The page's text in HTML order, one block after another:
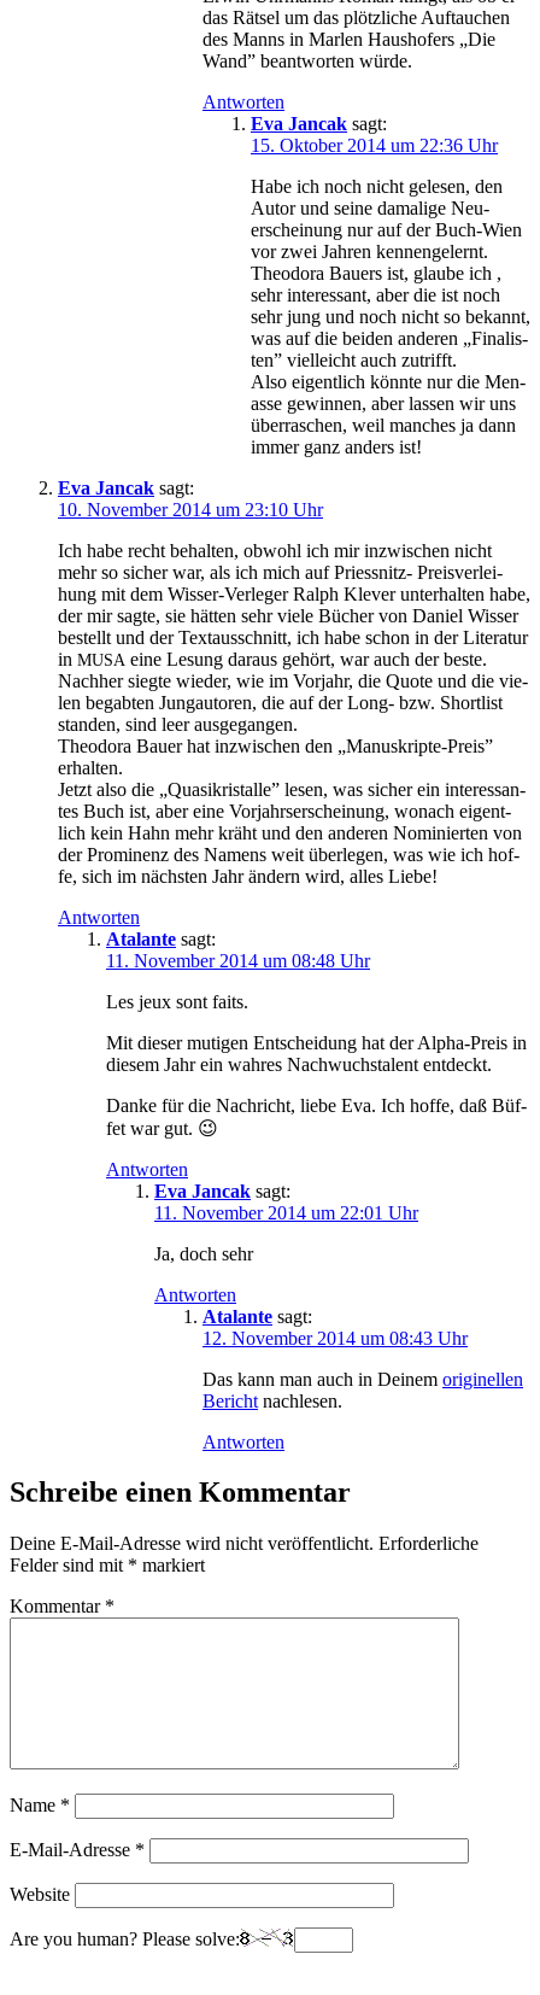
das Rät­sel um das plötz­li­che Auf­tau­chen
des Manns in Mar­len Haus­ho­fers „Die
Wand” be­ant­wor­ten würde.
Antworten
Eva Jancak sagt:
15. Oktober 2014 um 22:36 Uhr
Ha­be ich noch nicht ge­le­sen, den
Au­tor und sei­ne da­ma­li­ge Neu­
erschei­nung nur auf der Buch-Wien
vor zwei Jah­ren kennengelernt.
Theodo­ra Bau­ers ist, glau­be ich ,
sehr in­ter­es­sant, aber die ist noch
sehr jung und noch nicht so be­kannt,
was auf die bei­den an­de­ren „Fi­na­lis­
ten” viel­leicht auch zutrifft.
Al­so ei­gent­lich könn­te nur die Men­
as­se ge­win­nen, aber las­sen wir uns
über­ra­schen, weil man­ches ja dann
im­mer ganz an­ders ist!
Eva Jancak sagt:
10. November 2014 um 23:10 Uhr
Ich ha­be recht be­hal­ten, ob­wohl ich mir in­zwi­schen nicht
mehr so si­cher war, als ich mich auf Priess­nitz- Preis­ver­lei­
hung mit dem Wis­ser-Ver­le­ger Ralph Kle­ver un­ter­hal­ten ha­be,
der mir sag­te, sie hät­ten sehr vie­le Bü­cher von Da­ni­el Wis­ser
be­stellt und der Text­aus­schnitt, ich ha­be schon in der Li­te­ra­tur
in MUSA ei­ne Le­sung dar­aus ge­hört, war auch der beste.
Nach­her sieg­te wie­der, wie im Vor­jahr, die Quo­te und die vie­
len be­gab­ten Jung­au­to­ren, die auf der Long- bzw. Short­list
stan­den, sind leer ausgegangen.
Theodo­ra Bau­er hat in­zwi­schen den „Ma­nu­skrip­te-Preis”
erhalten.
Jetzt al­so die „Quas­i­k­ris­tal­le” le­sen, was si­cher ein in­ter­es­san­
tes Buch ist, aber ei­ne Vor­jahrs­er­schei­nung, wo­nach ei­gent­
lich kein Hahn mehr kräht und den an­de­ren No­mi­nier­ten von
der Pro­mi­nenz des Na­mens weit über­le­gen, was wie ich hof­
fe, sich im nächs­ten Jahr än­dern wird, al­les Liebe!
Antworten
Atalante sagt:
11. November 2014 um 08:48 Uhr
Les jeux sont faits.
Mit die­ser mu­ti­gen Ent­schei­dung hat der Al­pha-Preis in
die­sem Jahr ein wah­res Nach­wuchs­ta­lent entdeckt.
Dan­ke für die Nach­richt, lie­be Eva. Ich hof­fe, daß Büf­
fet war gut. 😉
Antworten
Eva Jancak sagt:
11. November 2014 um 22:01 Uhr
Ja, doch sehr
Antworten
Atalante sagt:
12. November 2014 um 08:43 Uhr
Das kann man auch in Dei­nem ori­gi­nel­len
Be­richt nachlesen.
Antworten
Schreibe einen Kommentar
Deine E-Mail-Adresse wird nicht veröffentlicht. Erforderliche
Felder sind mit * markiert
Kommentar *
Name *
E-Mail-Adresse *
Website
Are you human? Please solve: